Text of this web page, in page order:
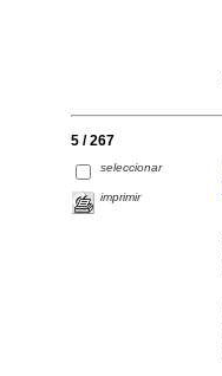
5 / 267
seleccionar
imprimir